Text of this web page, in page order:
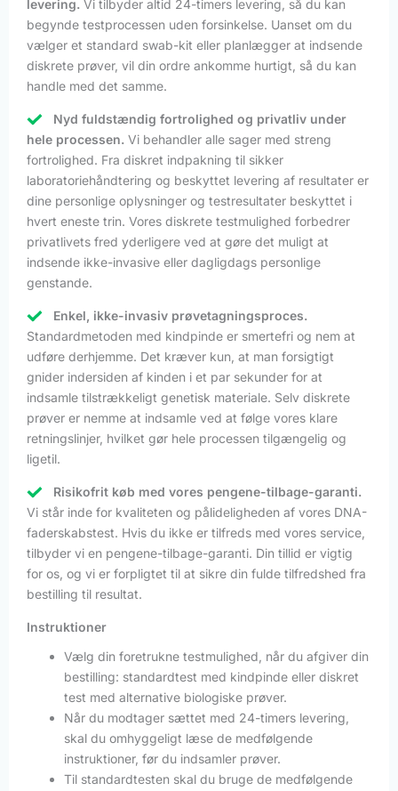
levering. Vi tilbyder altid 24-timers levering, så du kan
begynde testprocessen uden forsinkelse. Uanset om du
vælger et standard swab-kit eller planlægger at indsende
diskrete prøver, vil din ordre ankomme hurtigt, så du kan
handle med det samme.
Nyd fuldstændig fortrolighed og privatliv under
hele processen. Vi behandler alle sager med streng
fortrolighed. Fra diskret indpakning til sikker
laboratoriehåndtering og beskyttet levering af resultater er
dine personlige oplysninger og testresultater beskyttet i
hvert eneste trin. Vores diskrete testmulighed forbedrer
privatlivets fred yderligere ved at gøre det muligt at
indsende ikke-invasive eller dagligdags personlige
genstande.
Enkel, ikke-invasiv prøvetagningsproces.
Standardmetoden med kindpinde er smertefri og nem at
udføre derhjemme. Det kræver kun, at man forsigtigt
gnider indersiden af kinden i et par sekunder for at
indsamle tilstrækkeligt genetisk materiale. Selv diskrete
prøver er nemme at indsamle ved at følge vores klare
retningslinjer, hvilket gør hele processen tilgængelig og
ligetil.
Risikofrit køb med vores pengene-tilbage-garanti.
Vi står inde for kvaliteten og pålideligheden af vores DNA-
faderskabstest. Hvis du ikke er tilfreds med vores service,
tilbyder vi en pengene-tilbage-garanti. Din tillid er vigtig
for os, og vi er forpligtet til at sikre din fulde tilfredshed fra
bestilling til resultat.
Instruktioner
Vælg din foretrukne testmulighed, når du afgiver din
bestilling: standardtest med kindpinde eller diskret
test med alternative biologiske prøver.
Når du modtager sættet med 24-timers levering,
skal du omhyggeligt læse de medfølgende
instruktioner, før du indsamler prøver.
Til standardtesten skal du bruge de medfølgende